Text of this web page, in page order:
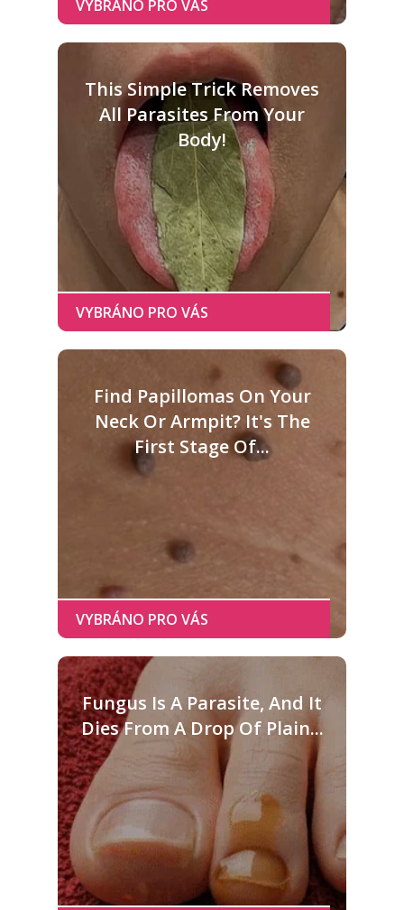
This Simple Trick Removes
All Parasites From Your
Body!
Find Papillomas On Your
Neck Or Armpit? It's The
First Stage Of...
Fungus Is A Parasite, And It
Dies From A Drop Of Plain...